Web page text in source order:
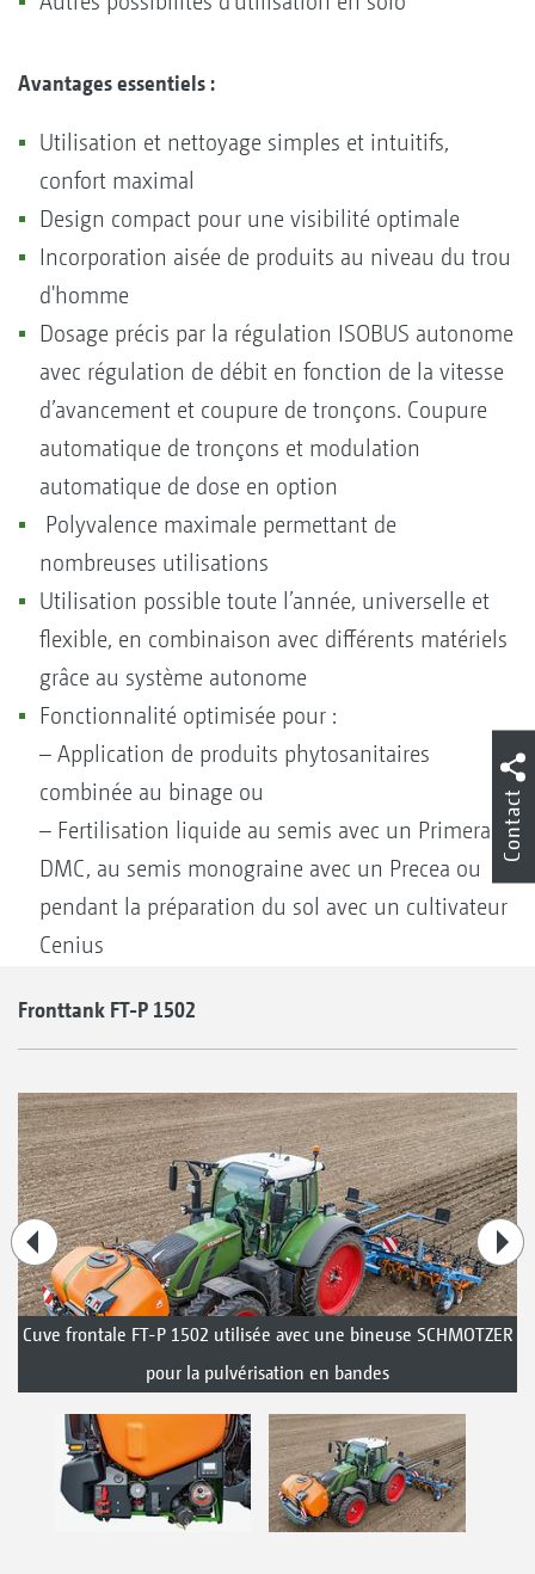
Avantages essentiels :
Utilisation et nettoyage simples et intuitifs,
confort maximal
Design compact pour une visibilité optimale
Incorporation aisée de produits au niveau du trou
d'homme
Dosage précis par la régulation ISOBUS autonome
avec régulation de débit en fonction de la vitesse
d’avancement et coupure de tronçons. Coupure
automatique de tronçons et modulation
automatique de dose en option
Polyvalence maximale permettant de
nombreuses utilisations
Utilisation possible toute l’année, universelle et
flexible, en combinaison avec différents matériels
grâce au système autonome
Fonctionnalité optimisée pour :
– Application de produits phytosanitaires
combinée au binage ou
– Fertilisation liquide au semis avec un Primera
DMC, au semis monograine avec un Precea ou
pendant la préparation du sol avec un cultivateur
Cenius
Fronttank FT-P 1502
Cuve frontale FT-P 1502 utilisée avec une bineuse SCHMOTZER
pour la pulvérisation en bandes
Contact